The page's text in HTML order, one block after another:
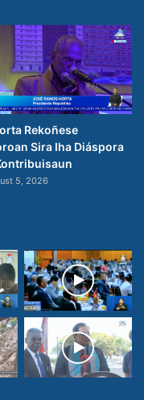
Rekoñese
Sira Iha Diáspora
5, 2026